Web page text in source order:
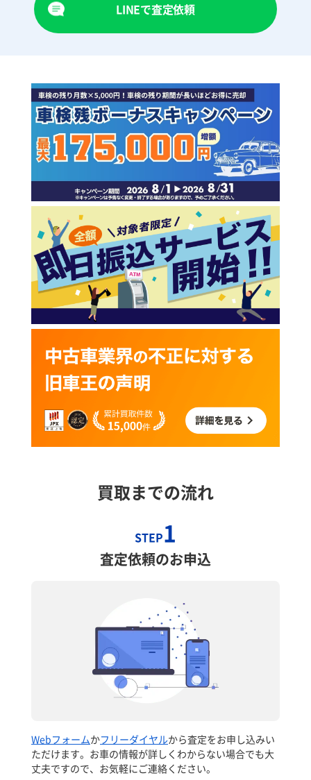
LINEで査定依頼
買取までの流れ
STEP1
査定依頼のお申込
Webフォームかフリーダイヤルから査定をお申し込みい
ただけます。お車の情報が詳しくわからない場合でも大
丈夫ですので、お気軽にご連絡ください。